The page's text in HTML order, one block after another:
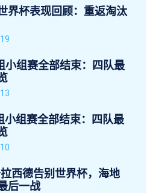
界杯表现回顾：重返淘汰
小组赛全部结束：四队最
小组赛全部结束：四队最
西德告别世界杯，海地
后一战